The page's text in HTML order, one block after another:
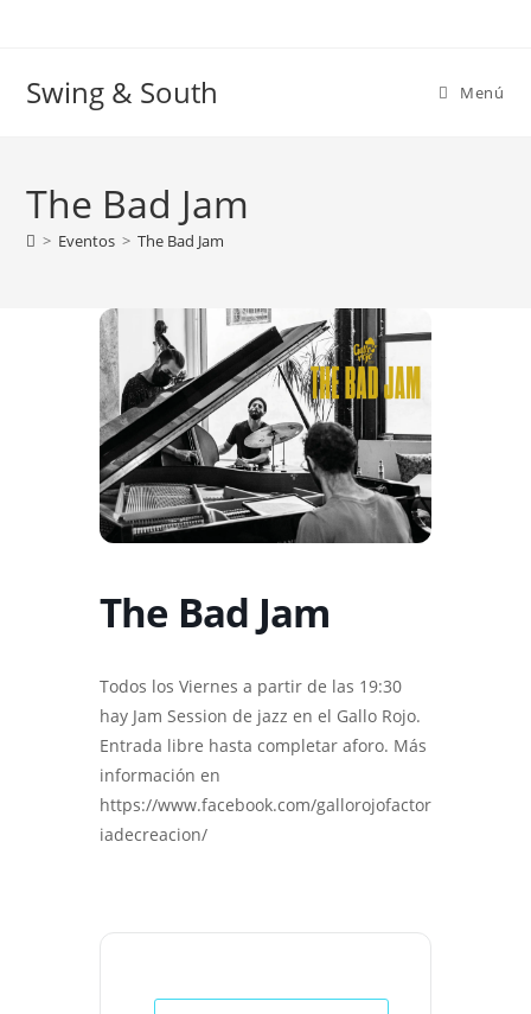
Swing & South Menú
The Bad Jam
> Eventos > The Bad Jam
The Bad Jam
Todos los Viernes a partir de las 19:30
hay Jam Session de jazz en el Gallo Rojo.
Entrada libre hasta completar aforo. Más
información en
https://www.facebook.com/gallorojofactor
iadecreacion/